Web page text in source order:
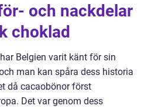
och nackdelar
choklad
Belgien varit känt för sin
man kan spåra dess historia
då cacaobönor först
Det var genom dess